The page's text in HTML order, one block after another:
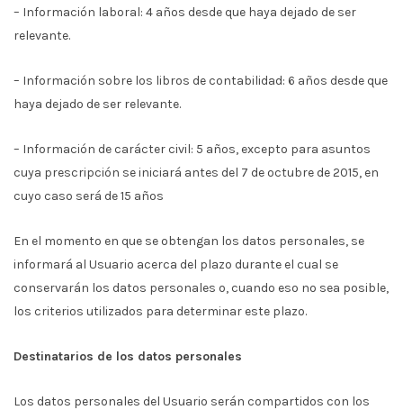
– Información laboral: 4 años desde que haya dejado de ser
relevante.
– Información sobre los libros de contabilidad: 6 años desde que
haya dejado de ser relevante.
– Información de carácter civil: 5 años, excepto para asuntos
cuya prescripción se iniciará antes del 7 de octubre de 2015, en
cuyo caso será de 15 años
En el momento en que se obtengan los datos personales, se
informará al Usuario acerca del plazo durante el cual se
conservarán los datos personales o, cuando eso no sea posible,
los criterios utilizados para determinar este plazo.
Destinatarios de los datos personales
Los datos personales del Usuario serán compartidos con los